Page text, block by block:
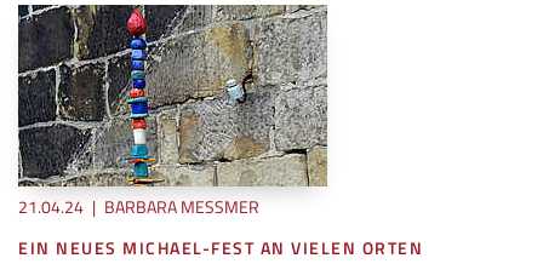
21.04.24 | BARBARA MESSMER
EIN NEUES MICHAEL-FEST AN VIELEN ORTEN